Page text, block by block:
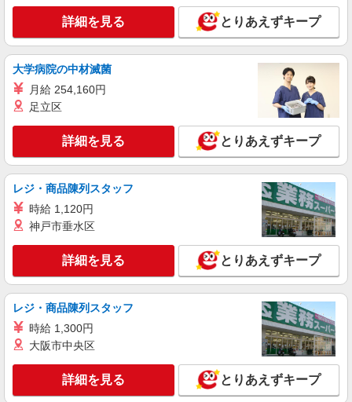
マミープラス 西平井店
スーパーマーケットでの早朝フロアスタッフ
＜アルバイト＞ 時給1300円〜※大学生OK、高
は時給100円ＵＰ！
キープ 詳細を見る
マミープラス 西平井店
スーパーマーケットでのフロアスタッフ
＜パート＞ 時給1270円〜／16時以降時給1370
円〜 ★土曜・日曜・祝日は時給100円ＵＰ！
千葉県流山市西平井3-1-3
キープ 詳細を見る
詳細を見る とりあえずキープ
大学病院の中材滅菌
月給 254,160円
足立区
詳細を見る とりあえずキープ
レジ・商品陳列スタッフ
時給 1,120円
神戸市垂水区
詳細を見る とりあえずキープ
レジ・商品陳列スタッフ
時給 1,300円
大阪市中央区
詳細を見る とりあえずキープ